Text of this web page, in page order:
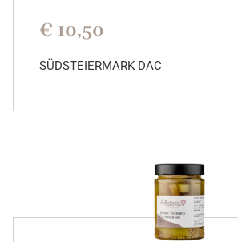
€ 10,50
SÜDSTEIERMARK DAC